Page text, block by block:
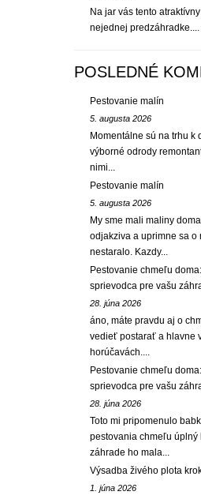
Na jar vás tento
nejednej predzáhradke....
POSLEDNÉ
Pestovanie malín
5. augusta 2026
Momentálne sú na trhu k
výborné odrody
nimi...
Pestovanie malín
5. augusta 2026
My sme mali maliny
odjakziva a uprimne sa o
nestaralo. Kazdy...
Pestovanie chmeľu
sprievodca pre vašu
28. júna 2026
áno, máte pravdu aj o
vedieť postarať a hlavne
horúčavách....
Pestovanie chmeľu
sprievodca pre vašu
28. júna 2026
Toto mi pripomenulo
pestovania chmeľu úplný
záhrade ho mala...
Výsadba živého plota
1. júna 2026